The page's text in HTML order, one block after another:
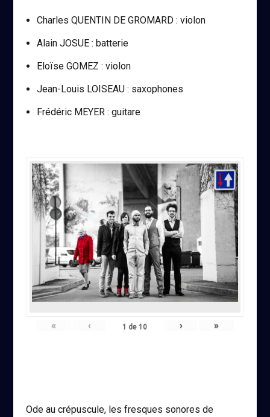
Charles QUENTIN DE GROMARD : violon
Alain JOSUE : batterie
Eloïse GOMEZ : violon
Jean-Louis LOISEAU : saxophones
Frédéric MEYER : guitare
« ‹ 1 de10 › »
Ode au crépuscule, les fresques sonores de